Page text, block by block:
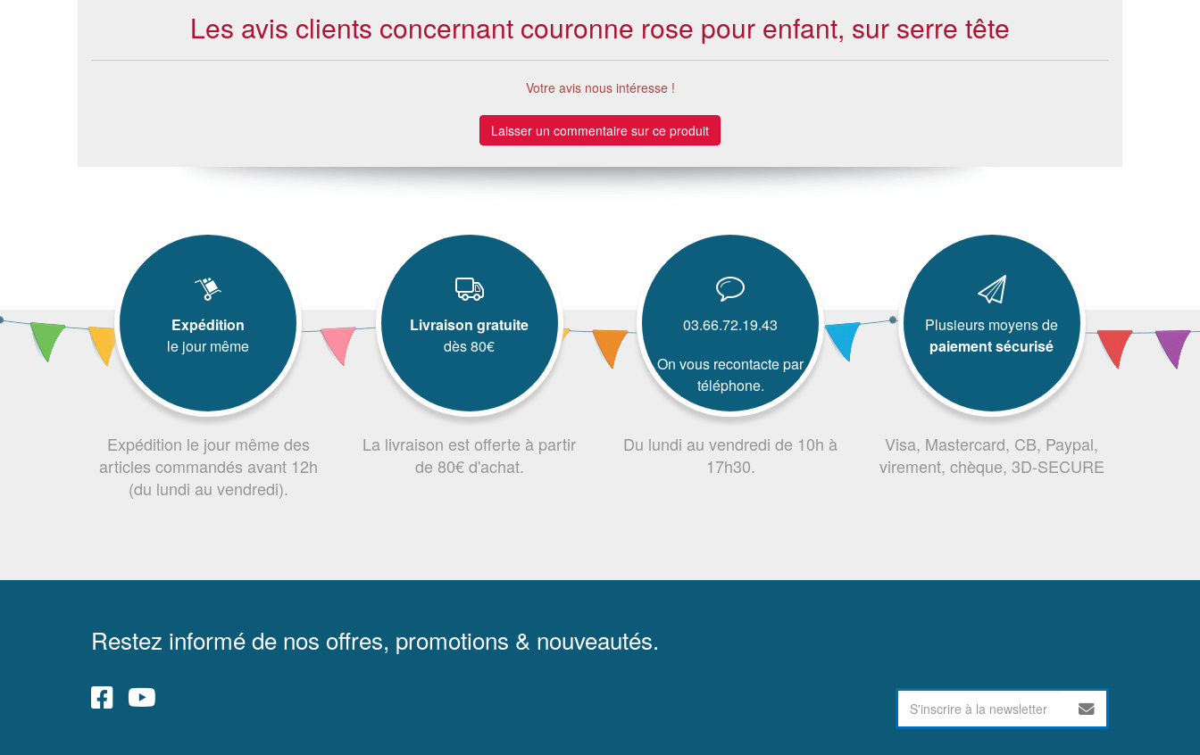
Les avis clients concernant couronne rose pour enfant, sur serre tête
Votre avis nous intéresse !
Laisser un commentaire sur ce produit
Expédition
le jour même
Expédition le jour même des
articles commandés avant 12h
(du lundi au vendredi).
Livraison gratuite
dès 80€
La livraison est offerte à partir
de 80€ d'achat.
03.66.72.19.43
On vous recontacte par
téléphone.
Du lundi au vendredi de 10h à
17h30.
Plusieurs moyens de
paiement sécurisé
Visa, Mastercard, CB, Paypal,
virement, chèque, 3D-SECURE
Restez informé de nos offres, promotions & nouveautés.